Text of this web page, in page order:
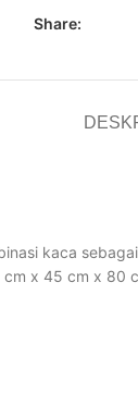
Share:
kaca
x 45 cm x